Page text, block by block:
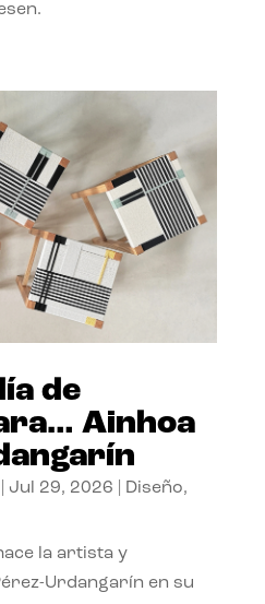
de
Ainhoa
Jul 29, 2026 Diseño,
la artista y
Urdangarín en su